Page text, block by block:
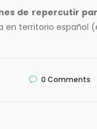
de repercutir
en territorio
0 Comments